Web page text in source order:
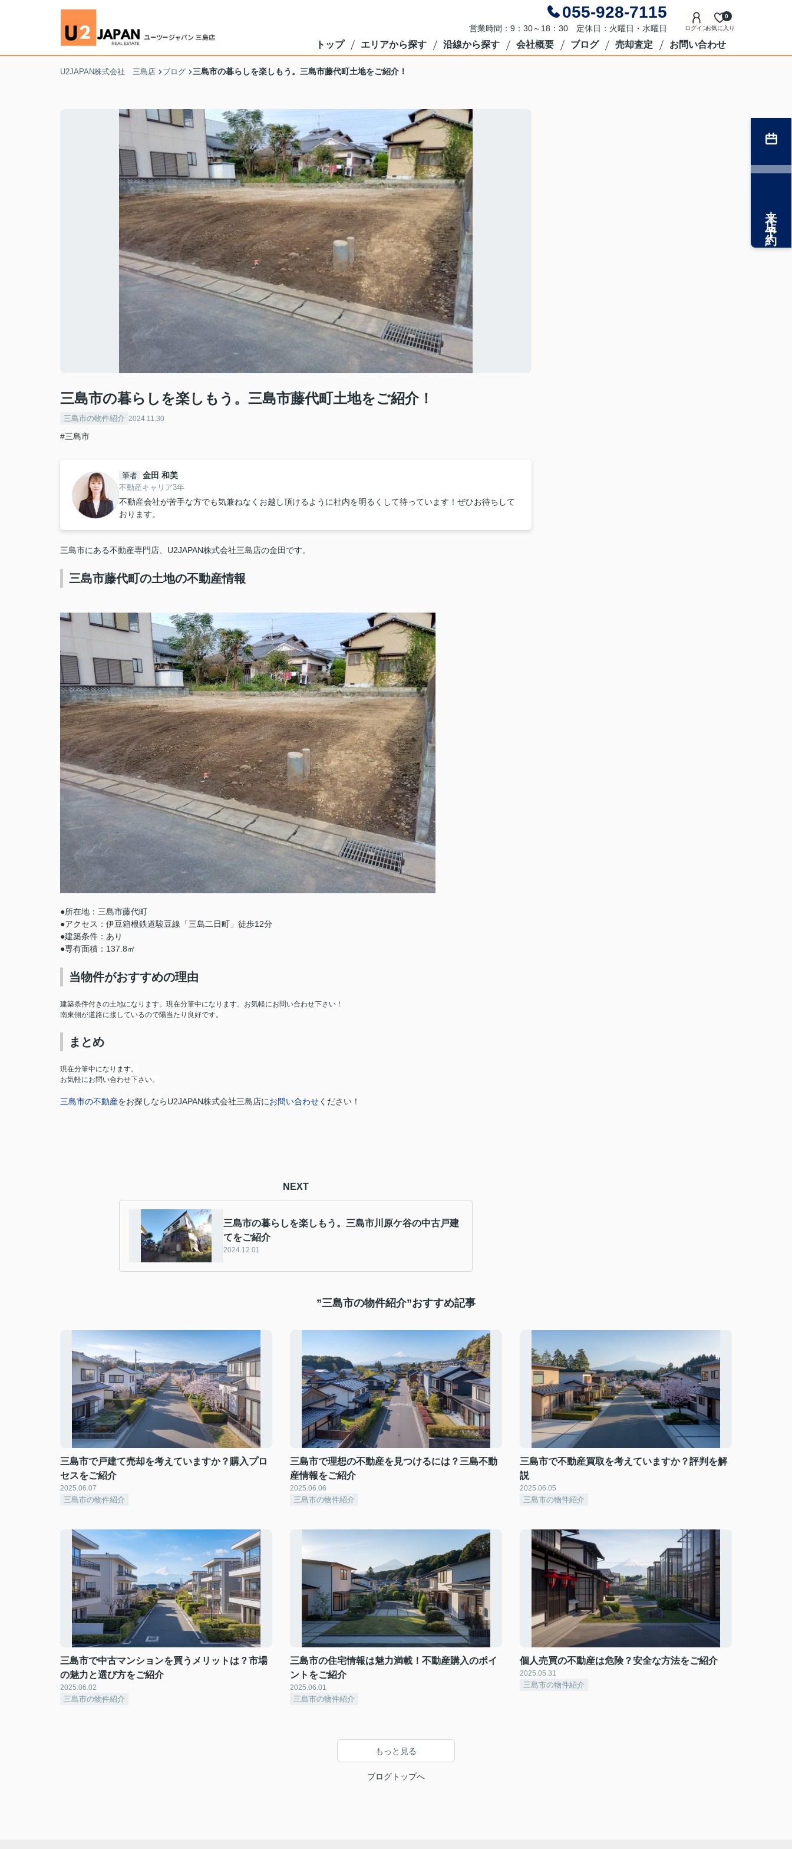
055-928-7115
営業時間：9：30～18：30 定休日：火曜日・水曜日 ログインお気に入り
0
トップ エリアから探す 沿線から探す 会社概要 ブログ 売却査定 お問い合わせ
U2JAPAN株式会社 三島店 ブログ 三島市の暮らしを楽しもう。三島市藤代町土地をご紹介！
三島市の暮らしを楽しもう。三島市藤代町土地をご紹介！
三島市の物件紹介 2024.11.30
#三島市
筆者 金田 和美
不動産キャリア3年
不動産会社が苦手な方でも気兼ねなくお越し頂けるように社内を明るくして待っています！ぜひお待ちして
おります。
三島市にある不動産専門店、U2JAPAN株式会社三島店の金田です。
三島市藤代町の土地の不動産情報
●所在地：三島市藤代町
●アクセス：伊豆箱根鉄道駿豆線「三島二日町」徒歩12分
●建築条件：あり
●専有面積：137.8㎡
当物件がおすすめの理由
建築条件付きの土地になります。現在分筆中になります。お気軽にお問い合わせ下さい！
南東側が道路に接しているので陽当たり良好です。
まとめ
現在分筆中になります。
お気軽にお問い合わせ下さい。
三島市の不動産をお探しならU2JAPAN株式会社三島店にお問い合わせください！
NEXT
三島市の暮らしを楽しもう。三島市川原ケ谷の中古戸建
てをご紹介
2024.12.01
”三島市の物件紹介”おすすめ記事
三島市で戸建て売却を考えていますか？購入プロ
セスをご紹介
2025.06.07
三島市の物件紹介
三島市で理想の不動産を見つけるには？三島不動
産情報をご紹介
2025.06.06
三島市の物件紹介
三島市で不動産買取を考えていますか？評判を解
説
2025.06.05
三島市の物件紹介
三島市で中古マンションを買うメリットは？市場
の魅力と選び方をご紹介
2025.06.02
三島市の物件紹介
三島市の住宅情報は魅力満載！不動産購入のポイ
ントをご紹介
2025.06.01
三島市の物件紹介
個人売買の不動産は危険？安全な方法をご紹介
2025.05.31
三島市の物件紹介
もっと見る
ブログトップへ
来店予約